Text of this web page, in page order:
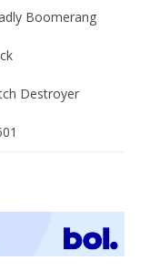
Boomerang
Destroyer